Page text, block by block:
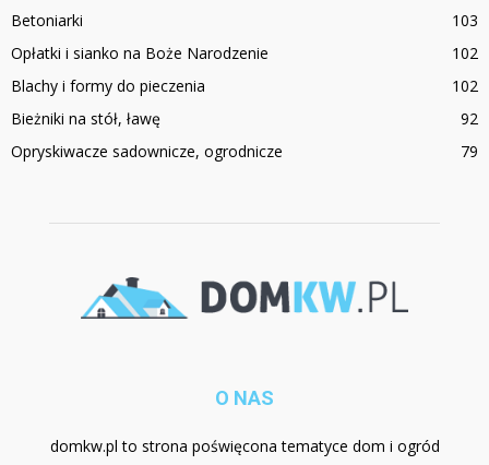
Betoniarki
103
Opłatki i sianko na Boże Narodzenie
102
Blachy i formy do pieczenia
102
Bieżniki na stół, ławę
92
Opryskiwacze sadownicze, ogrodnicze
79
O NAS
domkw.pl to strona poświęcona tematyce dom i ogród